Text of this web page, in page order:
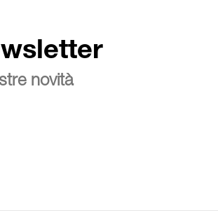
novità